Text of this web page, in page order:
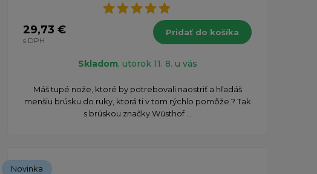
29,73 €
s DPH
Pridať do košíka
Skladom, utorok 11. 8. u vás
Máš tupé nože, ktoré by potrebovali naostriť a hľadáš
menšiu brúsku do ruky, ktorá ti v tom rýchlo pomôže ? Tak
s brúskou značky Wüsthof ...
Novinka